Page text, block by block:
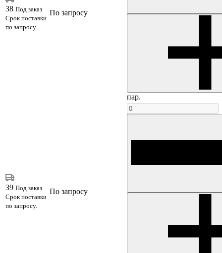
38 Под заказ.
Срок поставки
по запросу.
По запросу
пар.
39 Под заказ.
Срок поставки
по запросу.
По запросу